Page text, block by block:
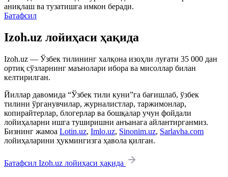
аниқлаш ва тузатишга имкон беради.
Батафсил
Izoh.uz лойиҳаси ҳақида
Izoh.uz — Ўзбек тилининг халқона изоҳли луғати 35 000 дан
ортиқ сўзларнинг маънолари ибора ва мисоллар билан
келтирилган.
Йиллар давомида “Ўзбек тили куни”га бағишлаб, ўзбек
тилини ўрганувчилар, журналистлар, таржимонлар,
копирайтерлар, блогерлар ва бошқалар учун фойдали
лойиҳаларни ишга туширишни анъанага айлантирганмиз.
Бизнинг жамоа Lotin.uz, Imlo.uz, Sinonim.uz, Sarlavha.com
лойиҳаларини ҳукмингизга ҳавола қилган.
Батафсил Izoh.uz лойиҳаси ҳақида